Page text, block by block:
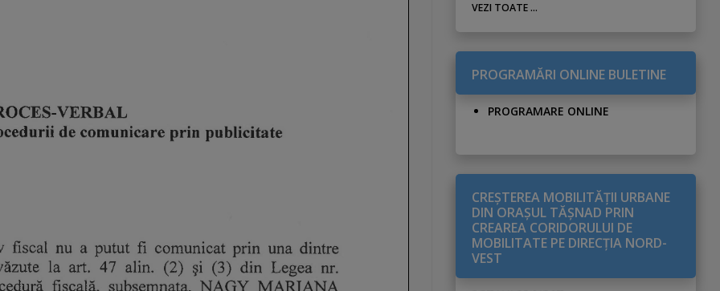
VEZI TOATE ...
PROGRAMĂRI ONLINE BULETINE
PROGRAMARE ONLINE
CREŞTEREA MOBILITĂŢII URBANE
DIN ORAŞUL TĂŞNAD PRIN
CREAREA CORIDORULUI DE
MOBILITATE PE DIRECŢIA NORD-
VEST